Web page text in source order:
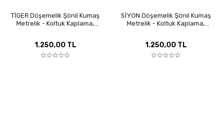
TİGER Döşemelik Şönil Kumaş
Metrelik - Koltuk Kaplama,
1.250,00 TL
SİYON Döşemelik Şönil Kumaş
Metrelik - Koltuk Kaplama,
1.250,00 TL